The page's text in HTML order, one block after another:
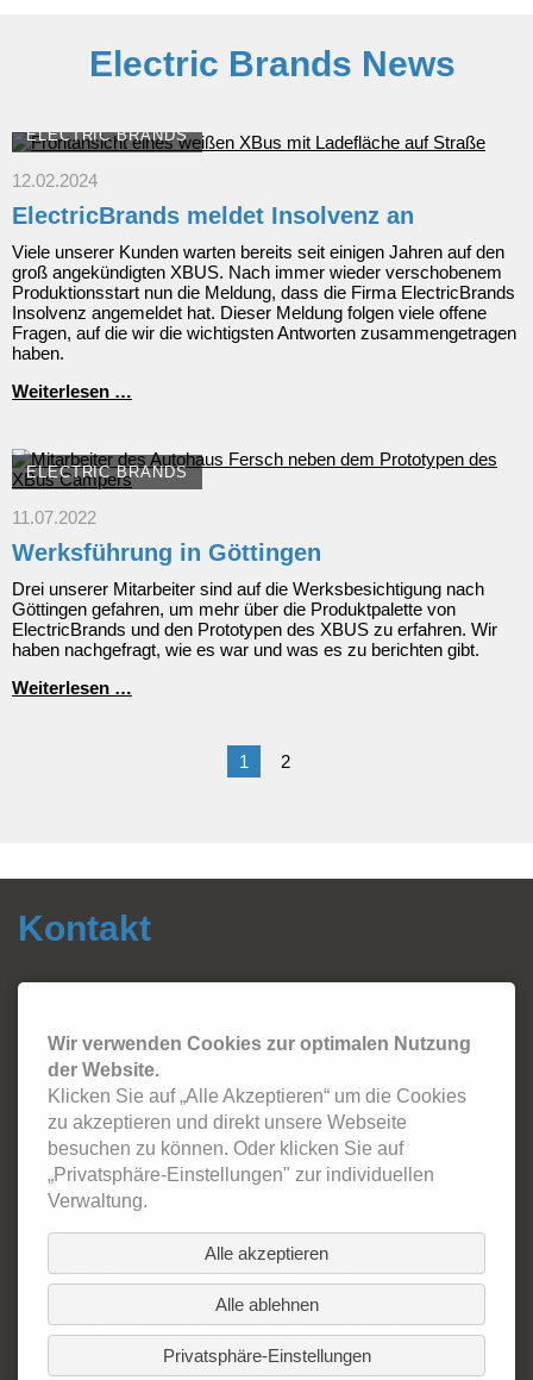
Electric Brands News
ELECTRIC BRANDS
12.02.2024
ElectricBrands meldet Insolvenz an
Viele unserer Kunden warten bereits seit einigen Jahren auf den
groß angekündigten XBUS. Nach immer wieder verschobenem
Produktionsstart nun die Meldung, dass die Firma ElectricBrands
Insolvenz angemeldet hat. Dieser Meldung folgen viele offene
Fragen, auf die wir die wichtigsten Antworten zusammengetragen
haben.
Weiterlesen …
an
ELECTRIC BRANDS
11.07.2022
Werksführung in Göttingen
Drei unserer Mitarbeiter sind auf die Werksbesichtigung nach
Göttingen gefahren, um mehr über die Produktpalette von
ElectricBrands und den Prototypen des XBUS zu erfahren. Wir
haben nachgefragt, wie es war und was es zu berichten gibt.
Weiterlesen …
1
2
Kontakt
Autohaus Fersch GmbH
Tel.:08324 - 2420
Email:info@autohaus-fersch.de
WhatsApp: +49 178/894 2786
Öffnungszeiten:
Büro
Montag - Freitag: 7 Uhr - 18:30 Uhr
Montag - Freitag: 8 Uhr - 12 Uhr & 13 Uhr - 18 Uhr
Montag - Freitag: 7 Uhr - 12 Uhr & 13 Uhr - 18 Uhr
Wir verwenden Cookies zur optimalen Nutzung
der Website.
Klicken Sie auf „Alle Akzeptieren“ um die Cookies
zu akzeptieren und direkt unsere Webseite
besuchen zu können. Oder klicken Sie auf
„Privatsphäre-Einstellungen" zur individuellen
Verwaltung.
Alle akzeptieren
Alle ablehnen
Privatsphäre-Einstellungen